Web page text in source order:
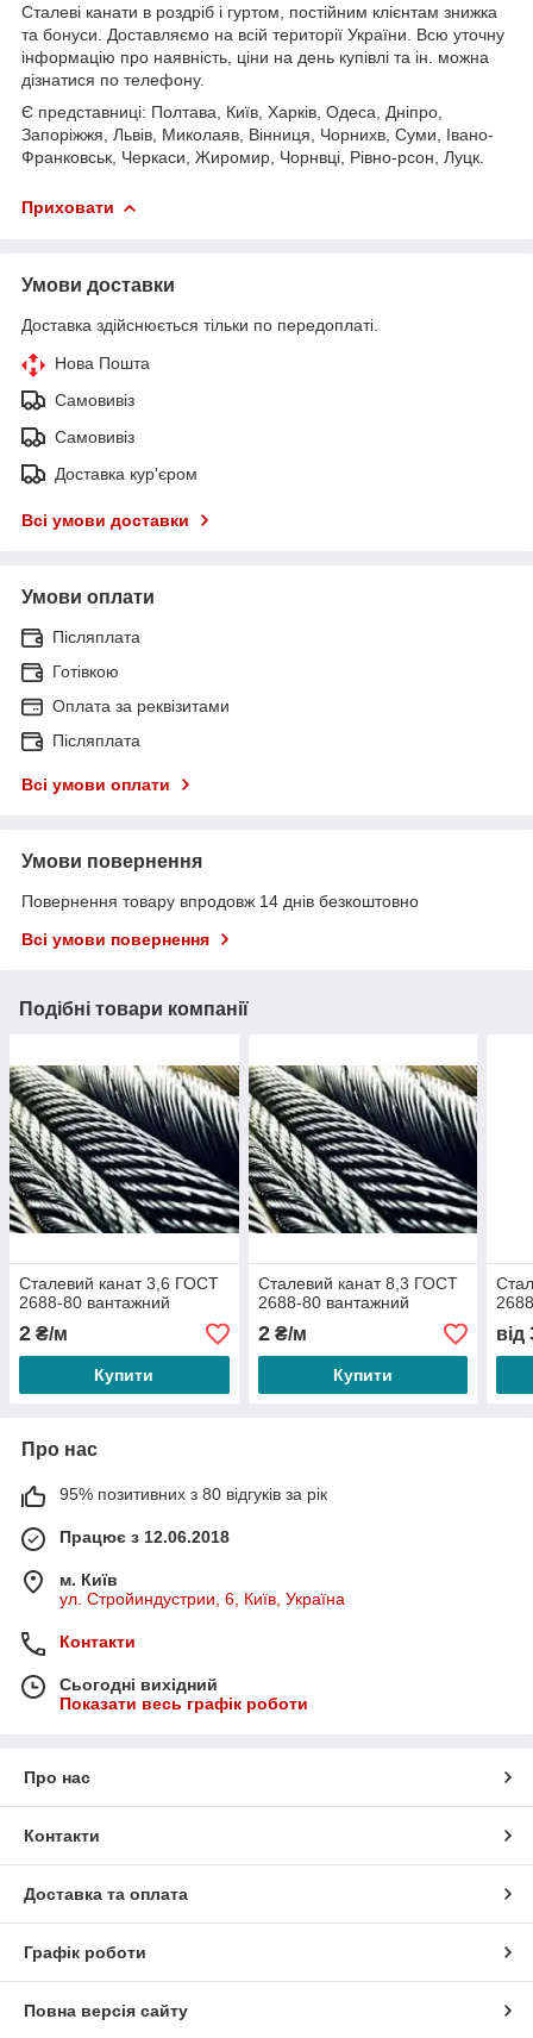
Сталеві канати в роздріб і гуртом, постійним клієнтам знижка
та бонуси. Доставляємо на всій території України. Всю уточну
інформацію про наявність, ціни на день купівлі та ін. можна
дізнатися по телефону.
Є представниці: Полтава, Київ, Харків, Одеса, Дніпро,
Запоріжжя, Львів, Миколаяв, Вінниця, Чорнихв, Суми, Івано-
Франковськ, Черкаси, Жиромир, Чорнвці, Рівно-рсон, Луцк.
Приховати
Умови доставки
Доставка здійснюється тільки по передоплаті.
Нова Пошта
Самовивіз
Самовивіз
Доставка кур'єром
Всі умови доставки
Умови оплати
Післяплата
Готівкою
Оплата за реквізитами
Післяплата
Всі умови оплати
Умови повернення
Повернення товару впродовж 14 днів безкоштовно
Всі умови повернення
Подібні товари компанії
Сталевий канат 3,6 ГОСТ
2688-80 вантажний
2 ₴/м
Купити
Сталевий канат 8,3 ГОСТ
2688-80 вантажний
2₴/м
Купити
від
Про нас
95% позитивних з 80 відгуків за рік
Працює з 12.06.2018
м. Київ
ул. Стройиндустрии, 6, Київ, Україна
Контакти
Сьогодні вихідний
Показати весь графік роботи
Про нас
Контакти
Доставка та оплата
Графік роботи
Повна версія сайту